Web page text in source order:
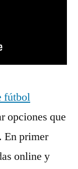
fútbol
opciones que
En primer
online y